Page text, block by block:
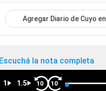
Agregar Diario de Cuyo en
Escuchá la nota completa
1 1.5 10 10